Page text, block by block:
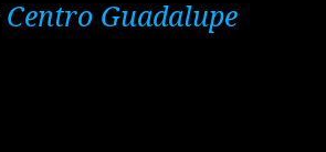
Centro Guadalupe